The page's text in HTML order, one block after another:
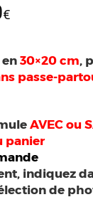
€
en30×20 cm,
passe-
AVEC ou
panier
indiquez
de